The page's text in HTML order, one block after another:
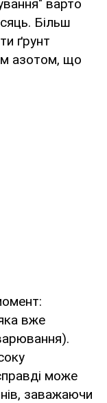
варто
Більш
ґрунт
азотом, що
вже
може
заважаючи